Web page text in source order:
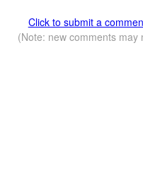
Click to submit a
(Note: new comments